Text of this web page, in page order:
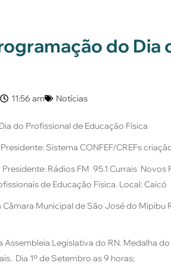
do Dia
11:56 am Notícias
do Profissional de Educação Física
Sistema CONFEF/CREFs
Rádios FM 95.1 Currais Novos
de Educação Física. Local: Caicó
Câmara Municipal de São José do
Assembleia Legislativa do RN. Medalha
Dia 1º de Setembro as 9 horas;